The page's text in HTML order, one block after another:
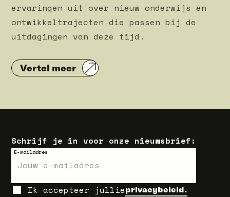
ervaringen uit over nieuw onderwijs en
ontwikkeltrajecten die passen bij de
uitdagingen van deze tijd.
Vertel meer
Schrijf je in voor onze nieuwsbrief:
E-mailadres
Ik accepteer jullieprivacybeleid.